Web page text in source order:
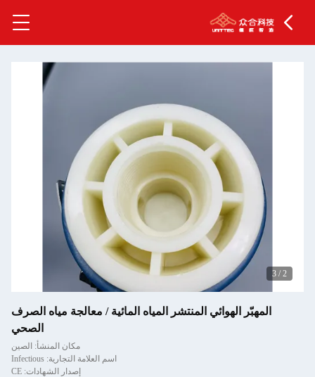
2
/
3
المهبّر الهوائي المنتشر المياه المائية / معالجة مياه الصرف
الصحي
مكان المنشأ: الصين
اسم العلامة التجارية: Infectious
إصدار الشهادات: CE